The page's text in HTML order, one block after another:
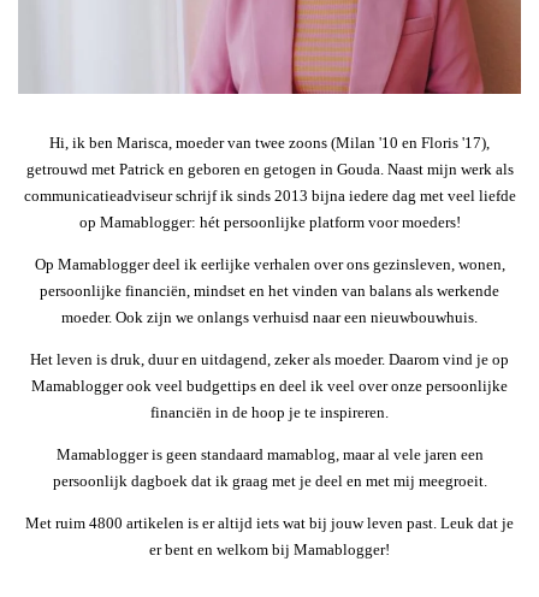
Hi, ik ben Marisca, moeder van twee zoons (Milan '10 en Floris '17),
getrouwd met Patrick en geboren en getogen in Gouda. Naast mijn werk als
communicatieadviseur schrijf ik sinds 2013 bijna iedere dag met veel liefde
op Mamablogger: hét persoonlijke platform voor moeders!
Op Mamablogger deel ik eerlijke verhalen over ons gezinsleven, wonen,
persoonlijke financiën, mindset en het vinden van balans als werkende
moeder. Ook zijn we onlangs verhuisd naar een nieuwbouwhuis.
Het leven is druk, duur en uitdagend, zeker als moeder. Daarom vind je op
Mamablogger ook veel budgettips en deel ik veel over onze persoonlijke
financiën in de hoop je te inspireren.
Mamablogger is geen standaard mamablog, maar al vele jaren een
persoonlijk dagboek dat ik graag met je deel en met mij meegroeit.
Met ruim 4800 artikelen is er altijd iets wat bij jouw leven past. Leuk dat je
er bent en welkom bij Mamablogger!